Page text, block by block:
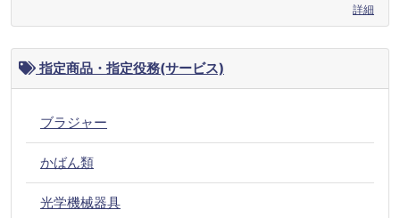
詳細
指定商品・指定役務(サービス)
ブラジャー
かばん類
光学機械器具